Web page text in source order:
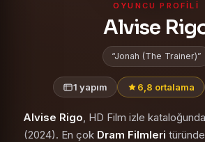
OYUNCU PROFILI
Alvise
Jonah (The Trainer)
1 yapım 6,8 ortalama
Alvise Rigo, HD Film izle kataloğunda
(2024). En çok Dram Filmleri türünde